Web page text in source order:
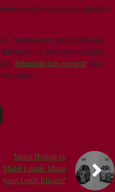
lane keeping assist dan adaptive
Teknologi ini memungkinkan
AI dan sensor canggih,
Teknologi dan otomotifakan
depan.
Mobil Hybrid vs
Mobil Listrik: Mana
yang Lebih Efisien?